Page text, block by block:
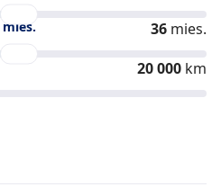
mies. 36 mies.
20 000 km